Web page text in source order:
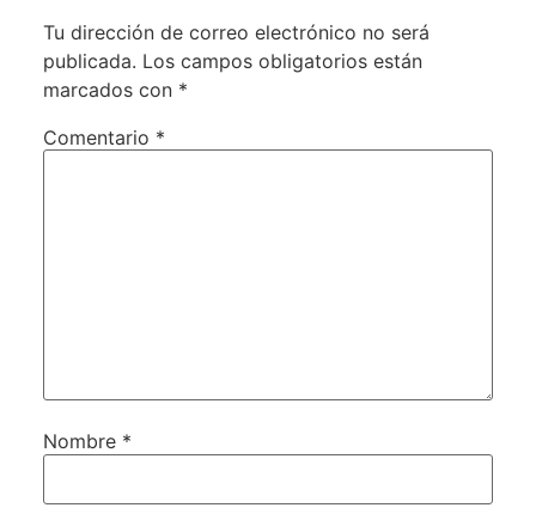
Tu dirección de correo electrónico no será
publicada. Los campos obligatorios están
marcados con *
Comentario *
Nombre *